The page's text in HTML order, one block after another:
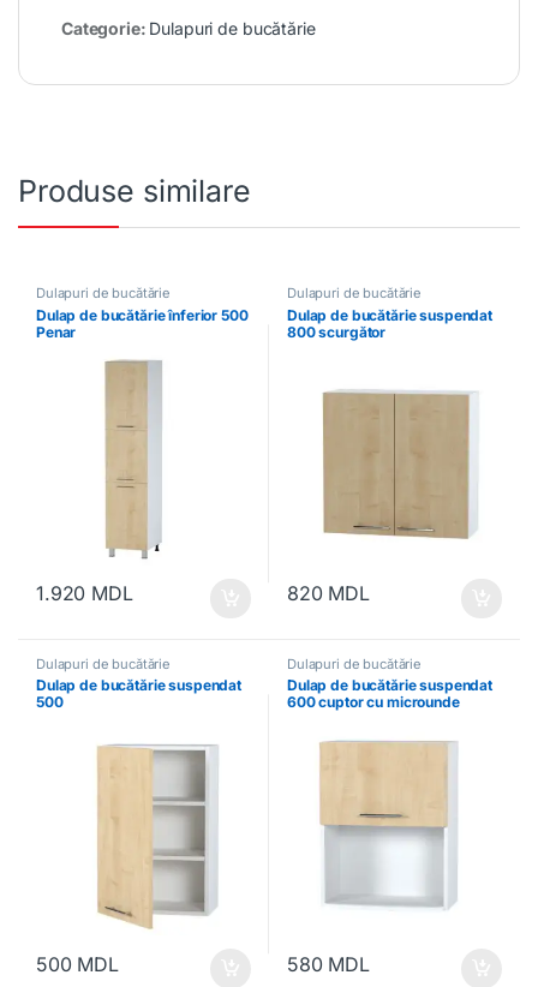
Categorie: Dulapuri de bucătărie
Produse similare
Dulapuri de bucătărie
Dulap de bucătărie înferior 500
Penar
1.920 MDL
Dulapuri de bucătărie
Dulap de bucătărie suspendat
800 scurgător
820 MDL
Dulapuri de bucătărie
Dulap de bucătărie suspendat
500
500 MDL
Dulapuri de bucătărie
Dulap de bucătărie suspendat
600 cuptor cu microunde
580 MDL